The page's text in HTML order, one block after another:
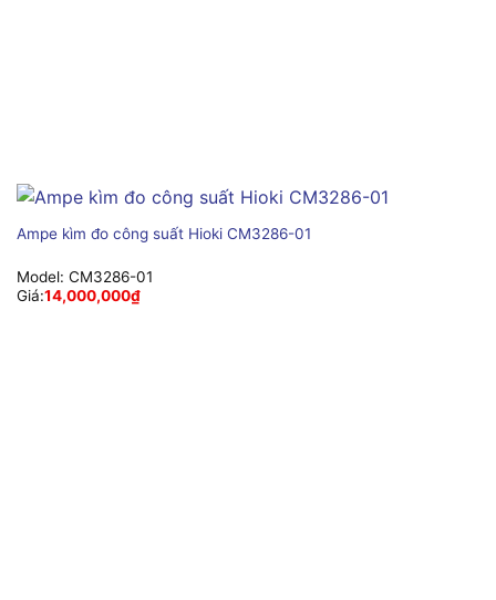
Ampe kìm đo công suất Hioki CM3286-01
Model: CM3286-01
Giá:14,000,000₫